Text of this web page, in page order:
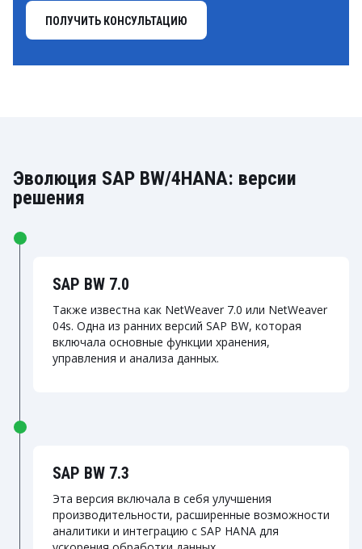
ПОЛУЧИТЬ КОНСУЛЬТАЦИЮ
Эволюция SAP BW/4HANA: версии
решения
SAP BW 7.0
Также известна как NetWeaver 7.0 или NetWeaver
04s. Одна из ранних версий SAP BW, которая
включала основные функции хранения,
управления и анализа данных.
SAP BW 7.3
Эта версия включала в себя улучшения
производительности, расширенные возможности
аналитики и интеграцию с SAP HANA для